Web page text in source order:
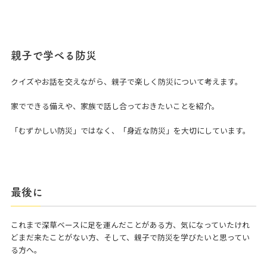
親子で学べる防災
クイズやお話を交えながら、親子で楽しく防災について考えます。
家でできる備えや、家族で話し合っておきたいことを紹介。
「むずかしい防災」ではなく、「身近な防災」を大切にしています。
最後に
これまで深草ベースに足を運んだことがある方、気になっていたけれ
どまだ来たことがない方、そして、親子で防災を学びたいと思ってい
る方へ。